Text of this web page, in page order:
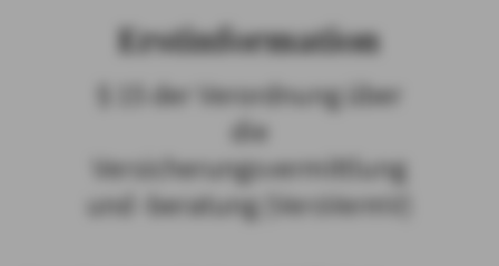
Erstinformation
§ 15 der Verordnung über
die
Versicherungsvermittlung
und -beratung (VersVermV)